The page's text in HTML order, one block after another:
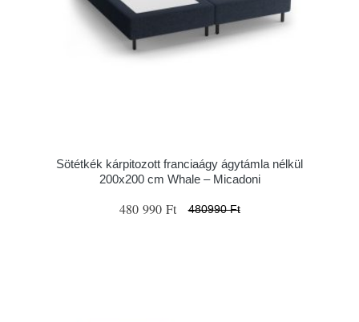
Sötétkék kárpitozott franciaágy ágytámla nélkül
200x200 cm Whale – Micadoni
480 990 Ft 480990 Ft